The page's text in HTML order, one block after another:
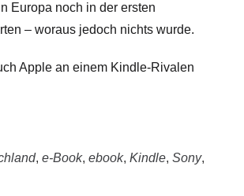
Europa noch in der ersten
– woraus jedoch nichts wurde.
Apple an einem Kindle-Rivalen
, e-Book, ebook, Kindle, Sony,